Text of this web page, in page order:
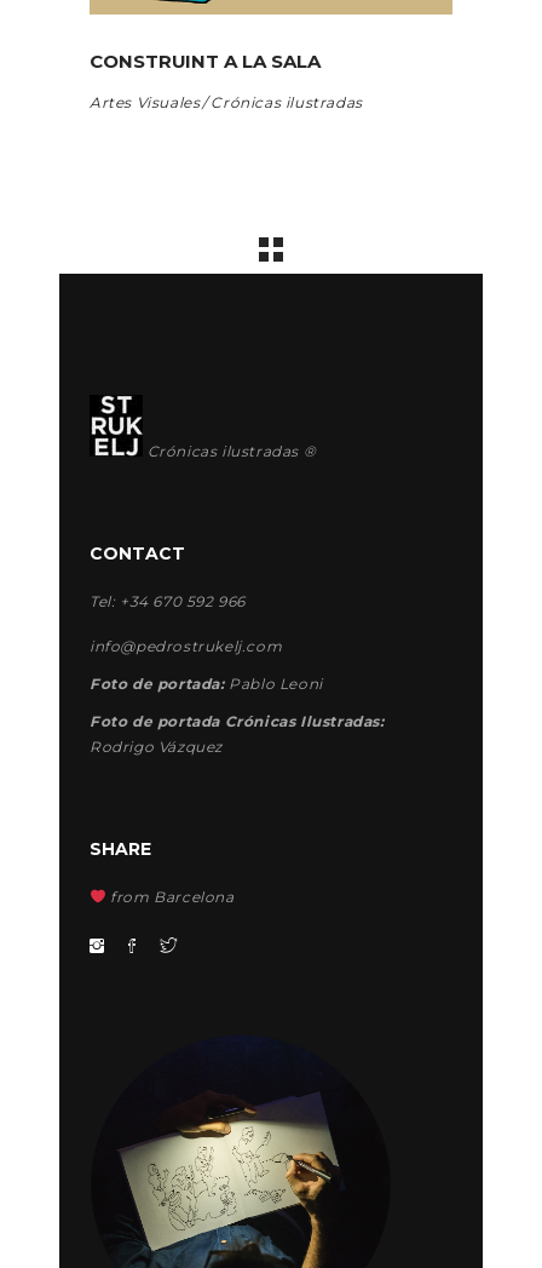
CONSTRUINT A LA SALA
Artes Visuales Crónicas ilustradas
Crónicas ilustradas ®
CONTACT
Tel: +34 670 592 966
info@pedrostrukelj.com
Foto de portada: Pablo Leoni
Foto de portada Crónicas Ilustradas:
Rodrigo Vázquez
SHARE
from Barcelona